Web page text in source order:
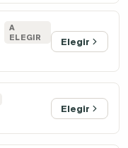
A
ELEGIR
Elegir
Elegir